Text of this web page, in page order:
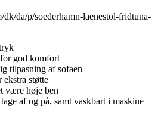
da/p/soederhamn-laenestol-fridtuna-
god komfort
tilpasning af sofaen
støtte
være høje ben
af og på, samt vaskbart i maskine